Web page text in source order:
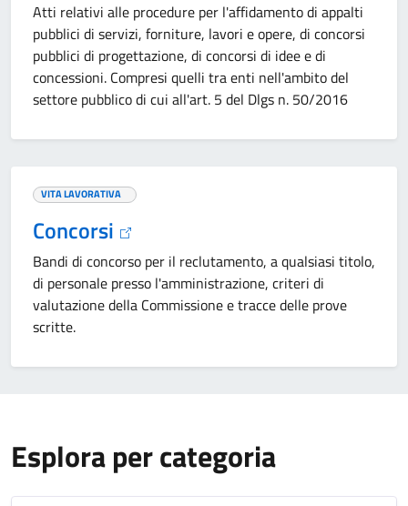
Atti relativi alle procedure per l'affidamento di appalti
pubblici di servizi, forniture, lavori e opere, di concorsi
pubblici di progettazione, di concorsi di idee e di
concessioni. Compresi quelli tra enti nell'ambito del
settore pubblico di cui all'art. 5 del Dlgs n. 50/2016
VITA LAVORATIVA
Concorsi
Bandi di concorso per il reclutamento, a qualsiasi titolo,
di personale presso l'amministrazione, criteri di
valutazione della Commissione e tracce delle prove
scritte.
Esplora per categoria